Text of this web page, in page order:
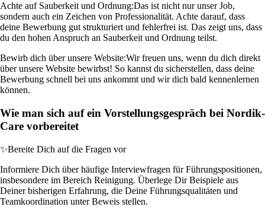
Achte auf Sauberkeit und Ordnung:Das ist nicht nur unser Job,
sondern auch ein Zeichen von Professionalität. Achte darauf, dass
deine Bewerbung gut strukturiert und fehlerfrei ist. Das zeigt uns, dass
du den hohen Anspruch an Sauberkeit und Ordnung teilst.
Bewirb dich über unsere Website:Wir freuen uns, wenn du dich direkt
über unsere Website bewirbst! So kannst du sicherstellen, dass deine
Bewerbung schnell bei uns ankommt und wir dich bald kennenlernen
können.
Wie man sich auf ein Vorstellungsgespräch bei Nordik-
Care vorbereitet
✨Bereite Dich auf die Fragen vor
Informiere Dich über häufige Interviewfragen für Führungspositionen,
insbesondere im Bereich Reinigung. Überlege Dir Beispiele aus
Deiner bisherigen Erfahrung, die Deine Führungsqualitäten und
Teamkoordination unter Beweis stellen.